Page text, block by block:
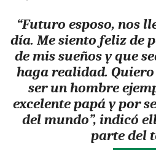
“Futuro esposo, nos
día. Me siento feliz de
de mis sueños y que
haga realidad.
ser un hombre
excelente papá y por
del mundo”, indicó
parte del